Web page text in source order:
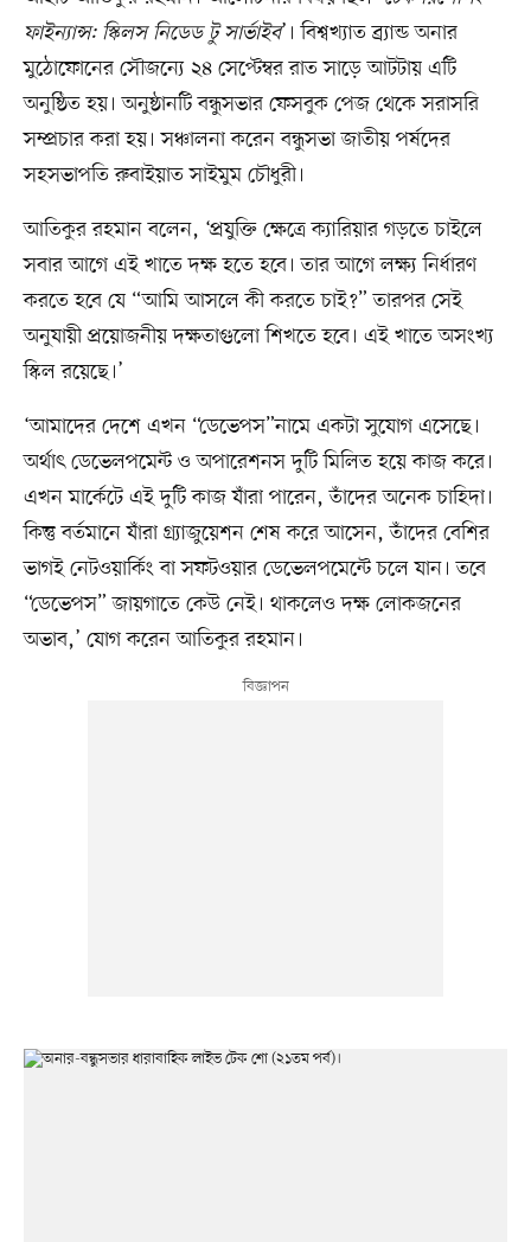
ফাইন্যান্স: স্কিলস নিডেড টু সার্ভাইব’। বিশ্বখ্যাত ব্র্যান্ড অনার
মুঠোফোনের সৌজন্যে ২৪ সেপ্টেম্বর রাত সাড়ে আটটায় এটি
অনুষ্ঠিত হয়। অনুষ্ঠানটি বন্ধুসভার ফেসবুক পেজ থেকে সরাসরি
সম্প্রচার করা হয়। সঞ্চালনা করেন বন্ধুসভা জাতীয় পর্ষদের
সহসভাপতি রুবাইয়াত সাইমুম চৌধুরী।
আতিকুর রহমান বলেন, ‘প্রযুক্তি ক্ষেত্রে ক্যারিয়ার গড়তে চাইলে
সবার আগে এই খাতে দক্ষ হতে হবে। তার আগে লক্ষ্য নির্ধারণ
করতে হবে যে “আমি আসলে কী করতে চাই?” তারপর সেই
অনুযায়ী প্রয়োজনীয় দক্ষতাগুলো শিখতে হবে। এই খাতে অসংখ্য
স্কিল রয়েছে।’
‘আমাদের দেশে এখন “ডেভেপস”নামে একটা সুযোগ এসেছে।
অর্থাৎ ডেভেলপমেন্ট ও অপারেশনস দুটি মিলিত হয়ে কাজ করে।
এখন মার্কেটে এই দুটি কাজ যাঁরা পারেন, তাঁদের অনেক চাহিদা।
কিন্তু বর্তমানে যাঁরা গ্র্যাজুয়েশন শেষ করে আসেন, তাঁদের বেশির
ভাগই নেটওয়ার্কিং বা সফটওয়ার ডেভেলপমেন্টে চলে যান। তবে
“ডেভেপস” জায়গাতে কেউ নেই। থাকলেও দক্ষ লোকজনের
অভাব,’ যোগ করেন আতিকুর রহমান।